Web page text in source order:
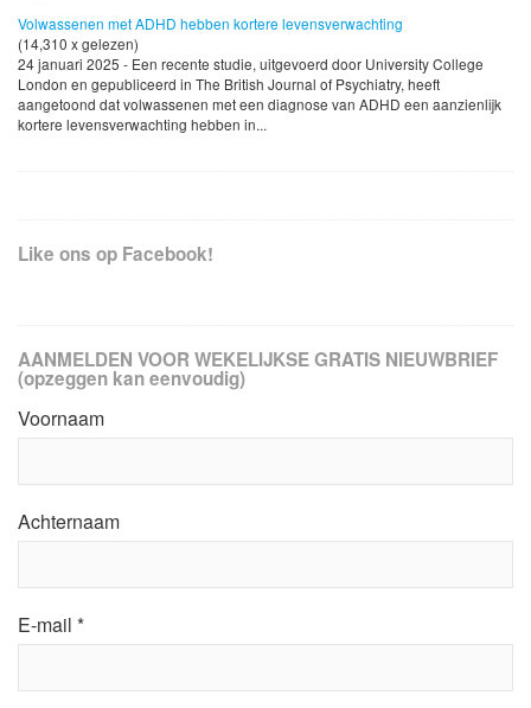
Volwassenen met ADHD hebben kortere levensverwachting
(14,310 x gelezen)
24 januari 2025 - Een recente studie, uitgevoerd door University College
London en gepubliceerd in The British Journal of Psychiatry, heeft
aangetoond dat volwassenen met een diagnose van ADHD een aanzienlijk
kortere levensverwachting hebben in...
Like ons op Facebook!
AANMELDEN VOOR WEKELIJKSE GRATIS NIEUWBRIEF
(opzeggen kan eenvoudig)
Voornaam
Achternaam
E-mail *